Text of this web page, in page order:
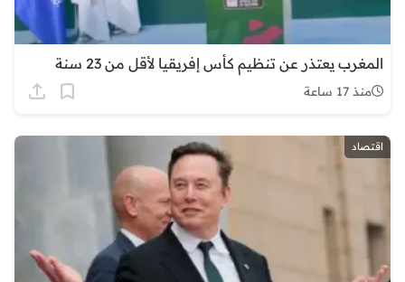
المغرب يعتذر عن تنظيم كأس إفريقيا لأقل من 23 سنة
منذ 17 ساعة
اقتصاد